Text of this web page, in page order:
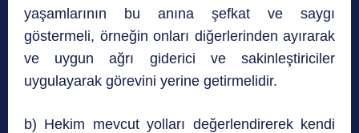
yaşamlarının bu anına şefkat ve saygı
göstermeli, örneğin onları diğerlerinden ayırarak
ve uygun ağrı giderici ve sakinleştiriciler
uygulayarak görevini yerine getirmelidir.
b) Hekim mevcut yolları değerlendirerek kendi